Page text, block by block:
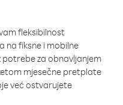
fleksibilnost
na fiksne i mobilne
potrebe za obnavljanjem
mjesečne pretplate
već ostvarujete